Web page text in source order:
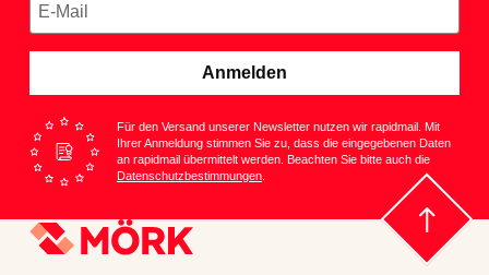
Anmelden
Für den Versand unserer Newsletter nutzen wir rapidmail. Mit
Ihrer Anmeldung stimmen Sie zu, dass die eingegebenen Daten
an rapidmail übermittelt werden. Beachten Sie bitte auch die
Datenschutzbestimmungen.